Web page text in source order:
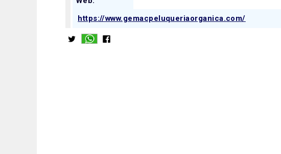
https://www.gemacpeluqueriaorganica.com/